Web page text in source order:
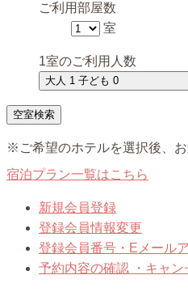
ご利用部屋数
室
1室のご利用人数
大人 1 子ども 0
※ご希望のホテルを選択後、お
宿泊プラン一覧はこちら
新規会員登録
登録会員情報変更
登録会員番号・Eメール
予約内容の確認 ・キャン